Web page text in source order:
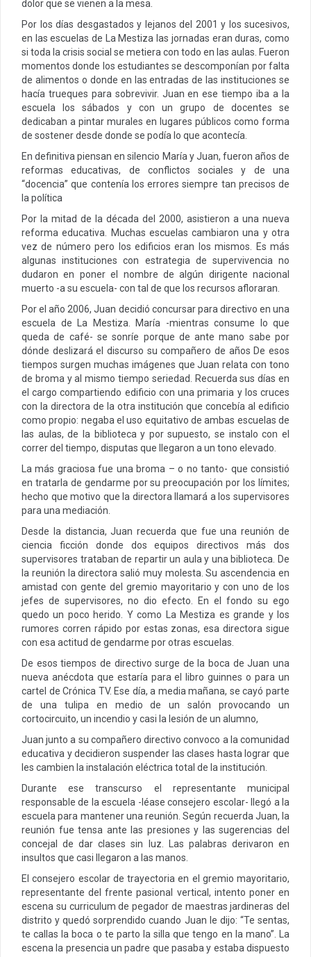
dolor que se vienen a la mesa.
Por los días desgastados y lejanos del 2001 y los sucesivos,
en las escuelas de La Mestiza las jornadas eran duras, como
si toda la crisis social se metiera con todo en las aulas. Fueron
momentos donde los estudiantes se descomponían por falta
de alimentos o donde en las entradas de las instituciones se
hacía trueques para sobrevivir. Juan en ese tiempo iba a la
escuela los sábados y con un grupo de docentes se
dedicaban a pintar murales en lugares públicos como forma
de sostener desde donde se podía lo que acontecía.
En definitiva piensan en silencio María y Juan, fueron años de
reformas educativas, de conflictos sociales y de una
“docencia” que contenía los errores siempre tan precisos de
la política
Por la mitad de la década del 2000, asistieron a una nueva
reforma educativa. Muchas escuelas cambiaron una y otra
vez de número pero los edificios eran los mismos. Es más
algunas instituciones con estrategia de supervivencia no
dudaron en poner el nombre de algún dirigente nacional
muerto -a su escuela- con tal de que los recursos afloraran.
Por el año 2006, Juan decidió concursar para directivo en una
escuela de La Mestiza. María -mientras consume lo que
queda de café- se sonríe porque de ante mano sabe por
dónde deslizará el discurso su compañero de años De esos
tiempos surgen muchas imágenes que Juan relata con tono
de broma y al mismo tiempo seriedad. Recuerda sus días en
el cargo compartiendo edificio con una primaria y los cruces
con la directora de la otra institución que concebía al edificio
como propio: negaba el uso equitativo de ambas escuelas de
las aulas, de la biblioteca y por supuesto, se instalo con el
correr del tiempo, disputas que llegaron a un tono elevado.
La más graciosa fue una broma – o no tanto- que consistió
en tratarla de gendarme por su preocupación por los límites;
hecho que motivo que la directora llamará a los supervisores
para una mediación.
Desde la distancia, Juan recuerda que fue una reunión de
ciencia ficción donde dos equipos directivos más dos
supervisores trataban de repartir un aula y una biblioteca. De
la reunión la directora salió muy molesta. Su ascendencia en
amistad con gente del gremio mayoritario y con uno de los
jefes de supervisores, no dio efecto. En el fondo su ego
quedo un poco herido. Y como La Mestiza es grande y los
rumores corren rápido por estas zonas, esa directora sigue
con esa actitud de gendarme por otras escuelas.
De esos tiempos de directivo surge de la boca de Juan una
nueva anécdota que estaría para el libro guinnes o para un
cartel de Crónica TV. Ese día, a media mañana, se cayó parte
de una tulipa en medio de un salón provocando un
cortocircuito, un incendio y casi la lesión de un alumno,
Juan junto a su compañero directivo convoco a la comunidad
educativa y decidieron suspender las clases hasta lograr que
les cambien la instalación eléctrica total de la institución.
Durante ese transcurso el representante municipal
responsable de la escuela -léase consejero escolar- llegó a la
escuela para mantener una reunión. Según recuerda Juan, la
reunión fue tensa ante las presiones y las sugerencias del
concejal de dar clases sin luz. Las palabras derivaron en
insultos que casi llegaron a las manos.
El consejero escolar de trayectoria en el gremio mayoritario,
representante del frente pasional vertical, intento poner en
escena su curriculum de pegador de maestras jardineras del
distrito y quedó sorprendido cuando Juan le dijo: “Te sentas,
te callas la boca o te parto la silla que tengo en la mano”. La
escena la presencia un padre que pasaba y estaba dispuesto